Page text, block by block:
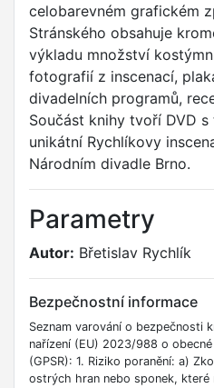
celobarevném grafickém
Stránského obsahuje
výkladu množství
fotografií z inscenací,
divadelních programů,
Součást knihy tvoří DVD
unikátní Rychlíkovy
Národním divadle Brno.
Parametry
Autor: Břetislav Rychlík
Bezpečnostní informace
Seznam varování o bezpečnosti
nařízení (EU) 2023/988 o
(GPSR): 1. Riziko poranění: a)
ostrých hran nebo sponek,